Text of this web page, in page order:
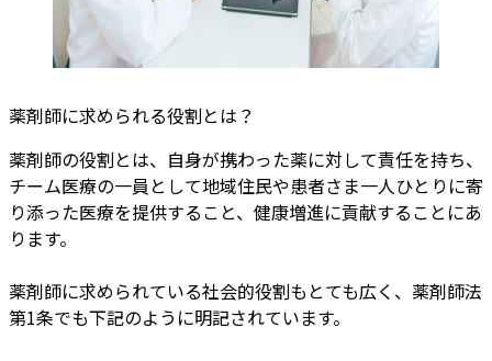
薬剤師に求められる役割とは？
薬剤師の役割とは、自身が携わった薬に対して責任を持ち、
チーム医療の一員として地域住民や患者さま一人ひとりに寄
り添った医療を提供すること、健康増進に貢献することにあ
ります。
薬剤師に求められている社会的役割もとても広く、薬剤師法
第1条でも下記のように明記されています。